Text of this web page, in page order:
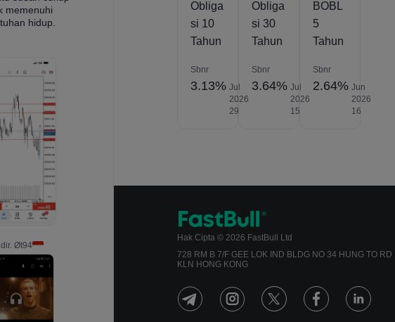
Obliga
si 10
Tahun
Sbnr
3.13% Jul
2026
29
Obliga
si 30
Tahun
Sbnr
3.64% Jul
2026
15
BOBL
5
Tahun
Sbnr
2.64% Jun
2026
16
Hak Cipta © 2026 FastBull Ltd
728 RM B 7/F GEE LOK IND BLDG NO 34 HUNG TO RD
KLN HONG KONG